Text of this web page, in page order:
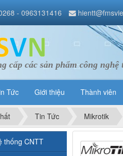
- 0963131416
cấp các sản phẩm công
Tức Giới thiệu Thành viên
Tin Tức Mikrotik
thống CNTT